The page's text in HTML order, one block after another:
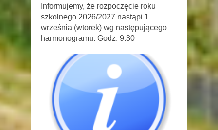
Informujemy, że rozpoczęcie roku
szkolnego 2026/2027 nastąpi 1
września (wtorek) wg następującego
harmonogramu: Godz. 9.30